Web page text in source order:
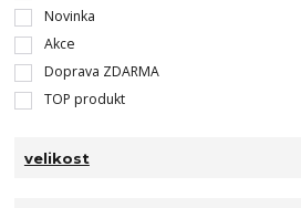
Novinka
Akce
Doprava ZDARMA
TOP produkt
velikost